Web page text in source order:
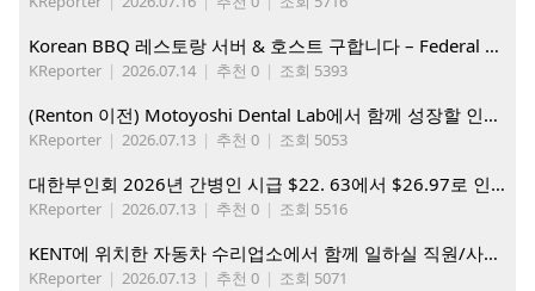
Korean BBQ 레스토랑 서버 & 호스트 구합니다 – Federal Way & Tacoma $45-$60/hr (server), $21-23/hr (Host)
KReporter | 2026.07.14 | 추천 0 | 조회 5393
(Renton 이전) Motoyoshi Dental Lab에서 함께 성장할 인재를 모십니다.
KReporter | 2026.07.13 | 추천 0 | 조회 5053
대한부인회 2026년 간병인 시급 $22. 63에서 $26.97로 인상. 지금 간병인들을 모집합니다
KReporter | 2026.07.13 | 추천 0 | 조회 5516
KENT에 위치한 자동차 수리업소에서 함께 일하실 직원/사무직원 구합니다.
KReporter | 2026.07.13 | 추천 0 | 조회 5071